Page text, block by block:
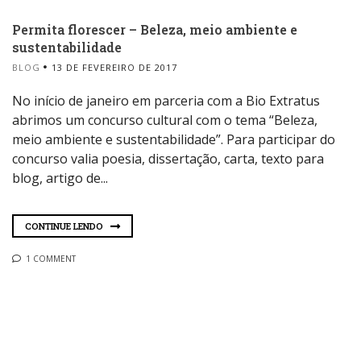
Permita florescer – Beleza, meio ambiente e
sustentabilidade
BLOG 13 DE FEVEREIRO DE 2017
No início de janeiro em parceria com a Bio Extratus
abrimos um concurso cultural com o tema “Beleza,
meio ambiente e sustentabilidade”. Para participar do
concurso valia poesia, dissertação, carta, texto para
blog, artigo de...
CONTINUE LENDO
1 COMMENT